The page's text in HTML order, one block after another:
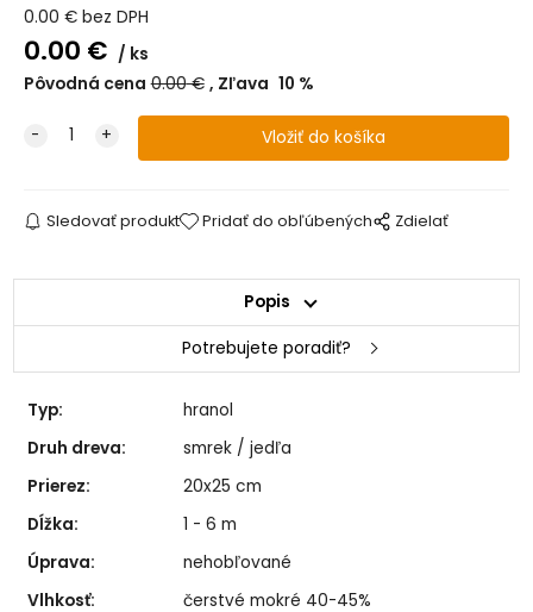
0.00 € bez DPH
0.00 €
ks
Pôvodná cena 0.00€ Zľava 10 %
Sledovať produkt Pridať do obľúbených Zdielať
Popis
Potrebujete poradiť?
Typ:
hranol
Druh dreva:
smrek / jedľa
Prierez:
20x25 cm
Dĺžka:
1 - 6 m
Úprava:
nehobľované
Vlhkosť:
čerstvé mokré 40-45%